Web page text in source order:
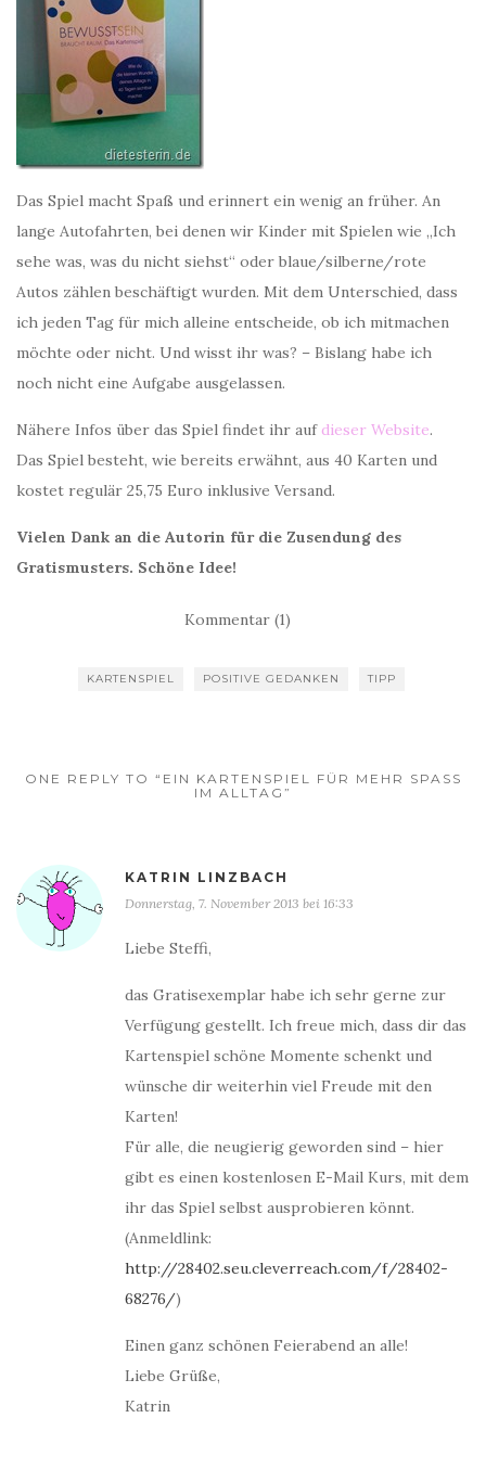
Das Spiel macht Spaß und erinnert ein wenig an früher. An
lange Autofahrten, bei denen wir Kinder mit Spielen wie „Ich
sehe was, was du nicht siehst“ oder blaue/silberne/rote
Autos zählen beschäftigt wurden. Mit dem Unterschied, dass
ich jeden Tag für mich alleine entscheide, ob ich mitmachen
möchte oder nicht. Und wisst ihr was? – Bislang habe ich
noch nicht eine Aufgabe ausgelassen.
Nähere Infos über das Spiel findet ihr auf dieser Website.
Das Spiel besteht, wie bereits erwähnt, aus 40 Karten und
kostet regulär 25,75 Euro inklusive Versand.
Vielen Dank an die Autorin für die Zusendung des
Gratismusters. Schöne Idee!
Kommentar (1)
KARTENSPIEL POSITIVE GEDANKEN TIPP
ONE REPLY TO “EIN KARTENSPIEL FÜR MEHR SPASS I
M ALLTAG”
KATRIN LINZBACH
Donnerstag, 7. November 2013 bei 16:33
Liebe Steffi,
das Gratisexemplar habe ich sehr gerne zur
Verfügung gestellt. Ich freue mich, dass dir das
Kartenspiel schöne Momente schenkt und
wünsche dir weiterhin viel Freude mit den
Karten!
Für alle, die neugierig geworden sind – hier
gibt es einen kostenlosen E-Mail Kurs, mit dem
ihr das Spiel selbst ausprobieren könnt.
(Anmeldlink:
http://28402.seu.cleverreach.com/f/28402-
68276/)
Einen ganz schönen Feierabend an alle!
Liebe Grüße,
Katrin